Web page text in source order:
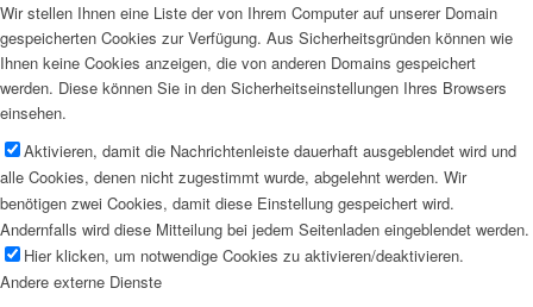
Wir stellen Ihnen eine Liste der von Ihrem Computer auf unserer Domain
gespeicherten Cookies zur Verfügung. Aus Sicherheitsgründen können wie
Ihnen keine Cookies anzeigen, die von anderen Domains gespeichert
werden. Diese können Sie in den Sicherheitseinstellungen Ihres Browsers
einsehen.
Aktivieren, damit die Nachrichtenleiste dauerhaft ausgeblendet wird und
alle Cookies, denen nicht zugestimmt wurde, abgelehnt werden. Wir
benötigen zwei Cookies, damit diese Einstellung gespeichert wird.
Andernfalls wird diese Mitteilung bei jedem Seitenladen eingeblendet werden.
Hier klicken, um notwendige Cookies zu aktivieren/deaktivieren.
Andere externe Dienste